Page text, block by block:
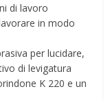
di lavoro
in modo
per lucidare,
di levigatura
K 220 e un